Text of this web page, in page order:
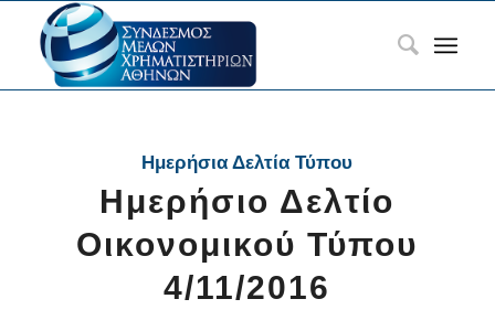
Ημερήσια Δελτία Τύπου
Ημερήσιο Δελτίο
Οικονομικού Τύπου
4/11/2016